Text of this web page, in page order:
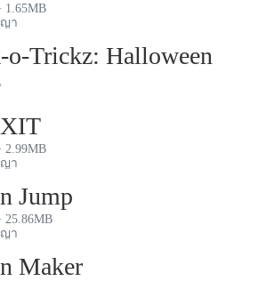
1.65MB
า
Trickz: Halloween
2.99MB
า
Jump
25.86MB
า
Maker